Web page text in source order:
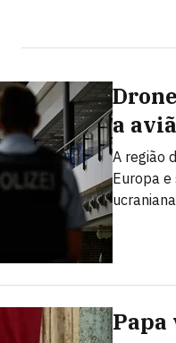
a
A região
Europa